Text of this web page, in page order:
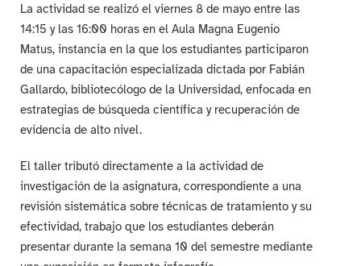
La actividad se realizó el viernes 8 de mayo entre las
14:15 y las 16:00 horas en el Aula Magna Eugenio
Matus, instancia en la que los estudiantes participaron
de una capacitación especializada dictada por Fabián
Gallardo, bibliotecólogo de la Universidad, enfocada en
estrategias de búsqueda científica y recuperación de
evidencia de alto nivel.
El taller tributó directamente a la actividad de
investigación de la asignatura, correspondiente a una
revisión sistemática sobre técnicas de tratamiento y su
efectividad, trabajo que los estudiantes deberán
presentar durante la semana 10 del semestre mediante